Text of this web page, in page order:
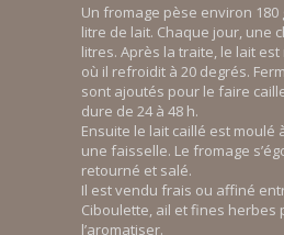
Un fromage pèse environ 180
litre de lait. Chaque jour, une
litres. Après la traite, le lait
où il refroidit à 20 degrés.
sont ajoutés pour le faire
dure de 24 à 48 h.
Ensuite le lait caillé est moulé
une faisselle. Le fromage
retourné et salé.
Il est vendu frais ou affiné
Ciboulette, ail et fines herbes
l’aromatiser.